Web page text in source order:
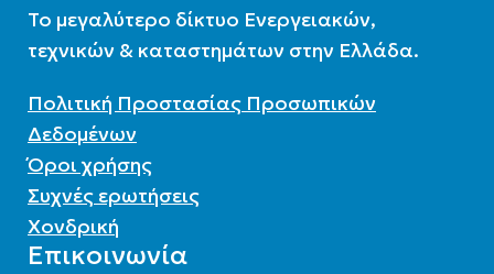
To μεγαλύτερο δίκτυο Ενεργειακών,
τεχνικών & καταστημάτων στην Ελλάδα.
Πολιτική Προστασίας Προσωπικών
Δεδομένων
Όροι χρήσης
Συχνές ερωτήσεις
Χονδρική
Επικοινωνία